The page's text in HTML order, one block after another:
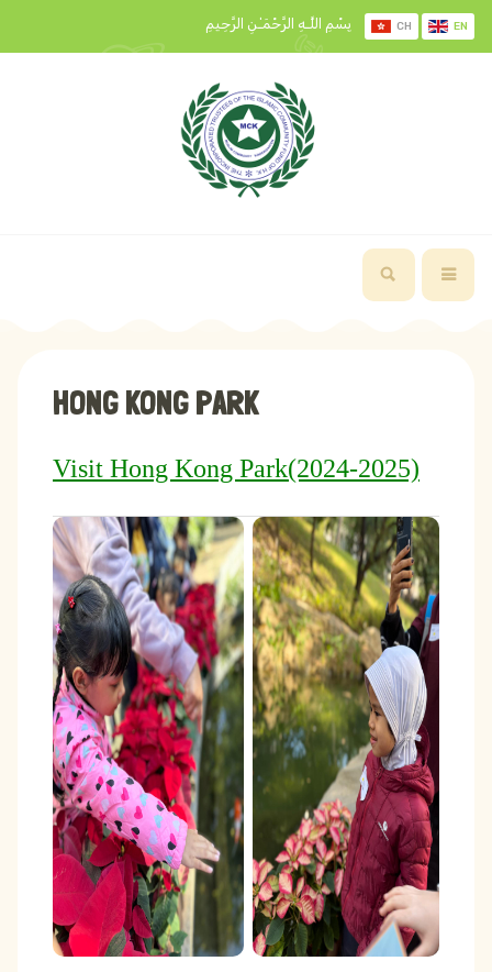
بِسْمِ اللَّـهِ الرَّحْمَـٰنِ الرَّحِيمِ CH EN
HONG KONG PARK
Visit Hong Kong Park(2024-2025)